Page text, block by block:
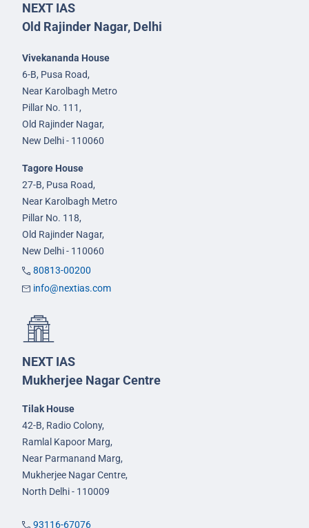
NEXT IAS
Old Rajinder Nagar, Delhi
Vivekananda House
6-B, Pusa Road,
Near Karolbagh Metro
Pillar No. 111,
Old Rajinder Nagar,
New Delhi - 110060
Tagore House
27-B, Pusa Road,
Near Karolbagh Metro
Pillar No. 118,
Old Rajinder Nagar,
New Delhi - 110060
80813-00200
info@nextias.com
NEXT IAS
Mukherjee Nagar Centre
Tilak House
42-B, Radio Colony,
Ramlal Kapoor Marg,
Near Parmanand Marg,
Mukherjee Nagar Centre,
North Delhi - 110009
93116-67076